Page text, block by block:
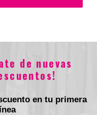
de nuevas
en tu primera